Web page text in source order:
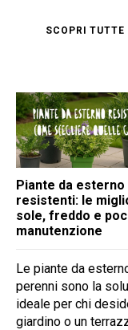
SCOPRI
Idee regalo Natale
lui: dai il dono di un
bonsai,
bellezza
Scopri perché un
l’idea regalo
lui: un dono vivo
alla calma,